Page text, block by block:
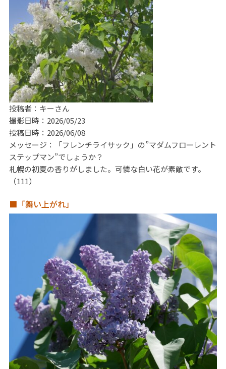
投稿者：キーさん
撮影日時：2026/05/23
投稿日時：2026/06/08
メッセージ：「フレンチライサック」の”マダムフローレント
ステップマン”でしょうか？
札幌の初夏の香りがしました。可憐な白い花が素敵です。
（111）
■「舞い上がれ」